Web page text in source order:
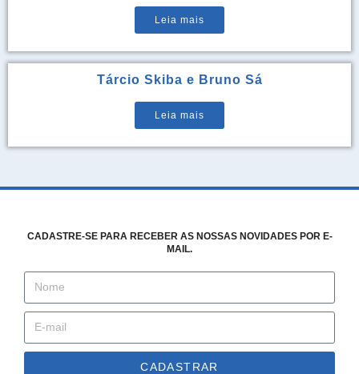
Leia mais
Tárcio Skiba e Bruno Sá
Leia mais
CADASTRE-SE PARA RECEBER AS NOSSAS NOVIDADES POR E-
MAIL.
CADASTRAR